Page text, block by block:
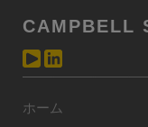
CAMPBELL
ホーム